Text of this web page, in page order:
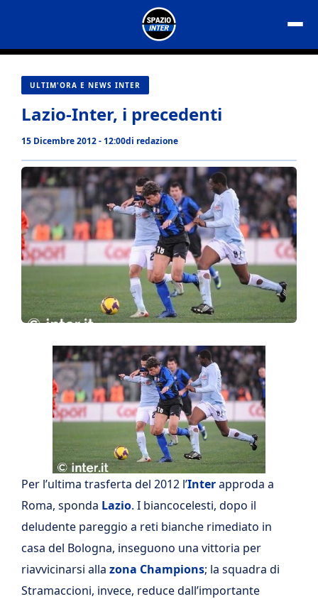
contenuto
ULTIM'ORA E NEWS INTER
Lazio-Inter, i precedenti
15 Dicembre 2012 - 12:00di redazione
Per l’ultima trasferta del 2012 l’Interapproda a
Roma, sponda Lazio. I biancocelesti, dopo il
deludente pareggio a reti bianche rimediato in
casa del Bologna, inseguono una vittoria per
riavvicinarsi alla zona Champions; la squadra di
Stramaccioni, invece, reduce dall’importante